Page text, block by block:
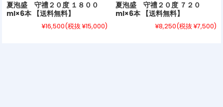
夏泡盛 守禮２０度 １８００
ml×6本 【送料無料】
¥16,500(税抜 ¥15,000)
夏泡盛 守禮２０度 ７２０
ml×6本 【送料無料】
¥8,250(税抜 ¥7,500)